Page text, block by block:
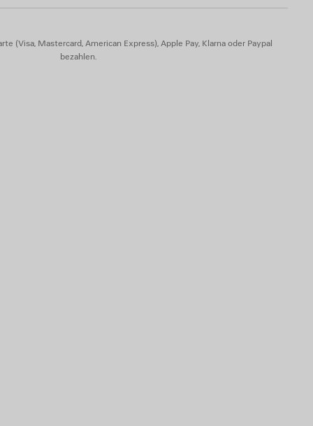
35 % Baumwolle
(Visa, Mastercard, American Express), Apple Pay, Klarna oder Paypal
bezahlen.